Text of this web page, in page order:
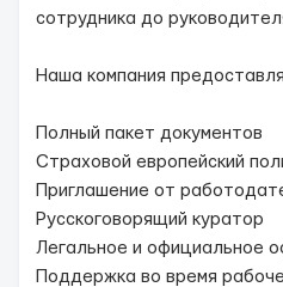
сотрудника до
Наша компания
Полный пакет документов
Страховой европейский
Приглашение от
Русскоговорящий куратор
Легальное и официальное
Поддержка во время